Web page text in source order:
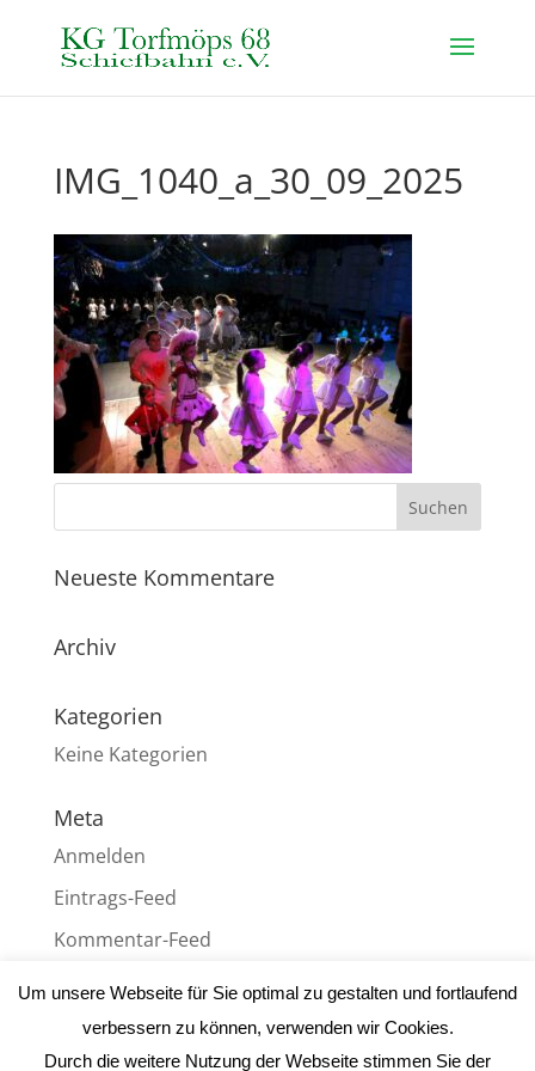
IMG_1040_a_30_09_2025
Neueste Kommentare
Archiv
Kategorien
Keine Kategorien
Meta
Anmelden
Eintrags-Feed
Kommentar-Feed
WordPress.org
Um unsere Webseite für Sie optimal zu gestalten und fortlaufend
verbessern zu können, verwenden wir Cookies.
Durch die weitere Nutzung der Webseite stimmen Sie der